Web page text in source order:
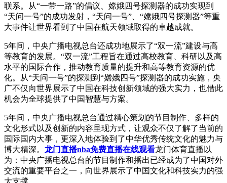
联系。从“一带一路”的倡议、嫦娥四号探测器的成功实现到
“天问一号”的成功发射，“天问一号”、“嫦娥四号探测器”等重
大事件让世界看到了中国在航天领域取得的卓越成就。
5年间，中央广播电视总台还成功地展示了“双一流”建设与高
等教育的发展。“双一流”工程旨在通过高校教育、科研以及高
水平的国际合作，推动教育质量的提升和高等教育资源的优
化。从“天问一号”的探测到“嫦娥四号”探测器的成功实施，央
广不仅向世界展示了中国在科技创新领域的强大实力，也借此
机会为全球提供了中国智慧与方案。
5年间，中央广播电视总台通过精心策划的节目制作、多样的
文化形式以及创新的内容呈现方式，让观众不仅了解了当前的
国际国内大事，更深入地体验到了中华优秀传统文化的魅力与
博大精深。 龙门直播nba免费直播在线观看龙门体育直播以
为：中央广播电视总台的节目制作和播出已经成为了中国对外
交流的重要平台之一，向世界展示了中国文化和科技实力的强
大支撑。